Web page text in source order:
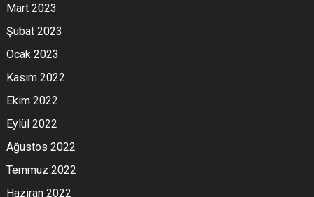
Mart 2023
Şubat 2023
Ocak 2023
Kasım 2022
Ekim 2022
Eylül 2022
Ağustos 2022
Temmuz 2022
Haziran 2022